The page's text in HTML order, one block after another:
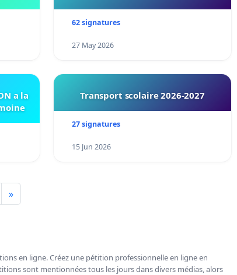
62 signatures
27 May 2026
a la
Transport scolaire 2026-2027
27 signatures
15 Jun 2026
»
en ligne. Créez une pétition professionnelle en ligne en
sont mentionnées tous les jours dans divers médias, alors